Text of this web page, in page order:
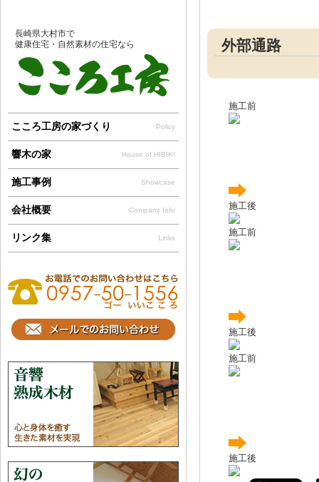
外部通路
施工前
施工後
施工前
施工後
施工前
施工後
長崎県大村市で
健康住宅・自然素材の住宅なら
こころ工房の家づくり Policy
響木の家 House of HIBIKI
施工事例 Showcase
会社概要 Company Info
リンク集 Links